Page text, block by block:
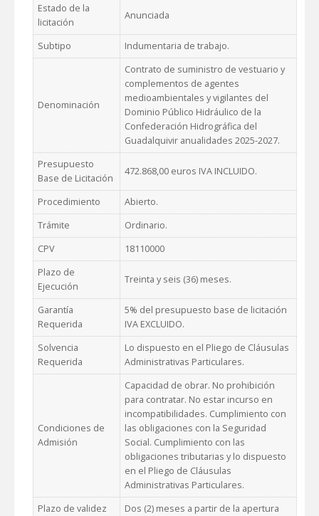
Estado de la
licitación
Anunciada
Subtipo Indumentaria de trabajo.
Denominación
Contrato de suministro de vestuario y
complementos de agentes
medioambientales y vigilantes del
Dominio Público Hidráulico de la
Confederación Hidrográfica del
Guadalquivir anualidades 2025-2027.
Presupuesto
Base de Licitación
472.868,00 euros IVA INCLUIDO.
Procedimiento
Abierto.
Trámite
Ordinario.
CPV
18110000
Plazo de
Ejecución
Treinta y seis (36) meses.
Garantía
Requerida
5% del presupuesto base de licitación
IVA EXCLUIDO.
Solvencia
Requerida
Lo dispuesto en el Pliego de Cláusulas
Administrativas Particulares.
Condiciones de
Admisión
Capacidad de obrar. No prohibición
para contratar. No estar incurso en
incompatibilidades. Cumplimiento con
las obligaciones con la Seguridad
Social. Cumplimiento con las
obligaciones tributarias y lo dispuesto
en el Pliego de Cláusulas
Administrativas Particulares.
Plazo de validez
Dos (2) meses a partir de la apertura